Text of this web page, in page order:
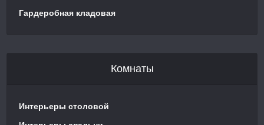
Гардеробная кладовая
Комнаты
Интерьеры столовой